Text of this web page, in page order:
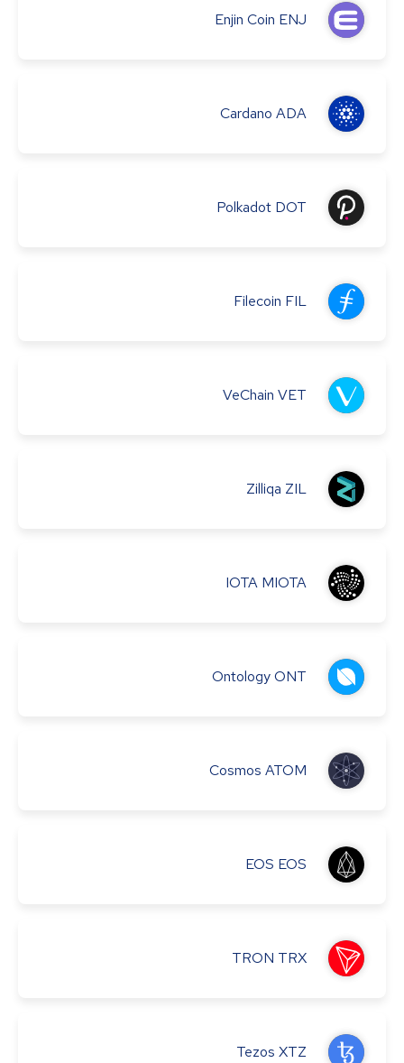
Enjin Coin ENJ
Cardano ADA
Polkadot DOT
Filecoin FIL
VeChain VET
Zilliqa ZIL
IOTA MIOTA
OntologyONT
Cosmos ATOM
EOS EOS
TRON TRX
Tezos XTZ